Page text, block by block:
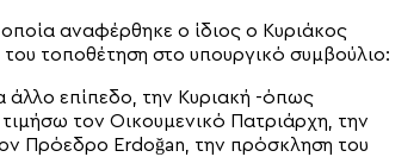
αναφέρθηκε ο ίδιος ο Κυριάκος
τοποθέτηση στο υπουργικό συμβούλιο:
άλλο επίπεδο, την Κυριακή -όπως
τον Οικουμενικό Πατριάρχη, την
Πρόεδρο Erdoğan, την πρόσκληση του